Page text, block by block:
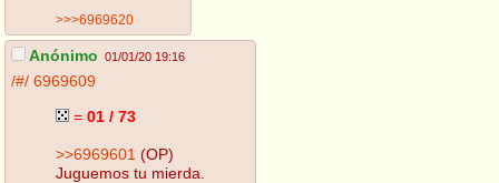
>>>6969620
Anónimo 01/01/20 19:16
/#/ 6969609
= 01 / 73
>>6969601 (OP)
Juguemos tu mierda.